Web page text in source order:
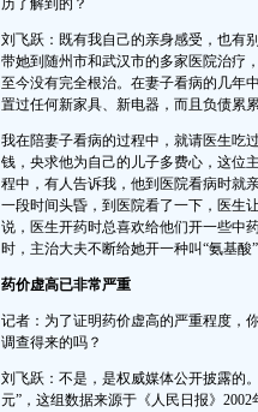
历了解到的？
刘飞跃：既有我自己的亲身感受，也有
带她到随州市和武汉市的多家医院治疗
至今没有完全根治。在妻子看病的几年
置过任何新家具、新电器，而且负债累
我在陪妻子看病的过程中，就请医生吃
钱，央求他为自己的儿子多费心，这位
程中，有人告诉我，他到医院看病时就
一段时间头昏，到医院看了一下，医生
说，医生开药时总喜欢给他们开一些中
时，主治大夫不断给她开一种叫“氨基酸
药价虚高已非常严重
记者：为了证明药价虚高的严重程度，
调查得来的吗？
刘飞跃：不是，是权威媒体公开披露的
元”，这组数据来源于《人民日报》